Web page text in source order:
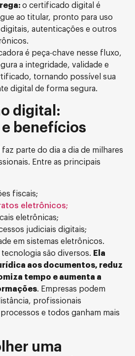
o certificado digital é
ao titular, pronto para uso
autenticações e outros
é peça-chave nesse fluxo,
a integridade, validade e
tornando possível sua
digital de forma segura.
digital:
benefícios
parte do dia a dia de milhares
Entre as principais
fiscais;
eletrônicos;
eletrônicas;
judiciais digitais;
em sistemas eletrônicos.
são diversos. Ela
aos documentos, reduz
tempo e aumenta a
. Empresas podem
profissionais
e todos ganham mais
uma